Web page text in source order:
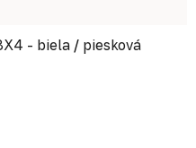
- biela / piesková